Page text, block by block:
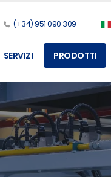
(+34) 951 090 309
SERVIZI PRODOTTI